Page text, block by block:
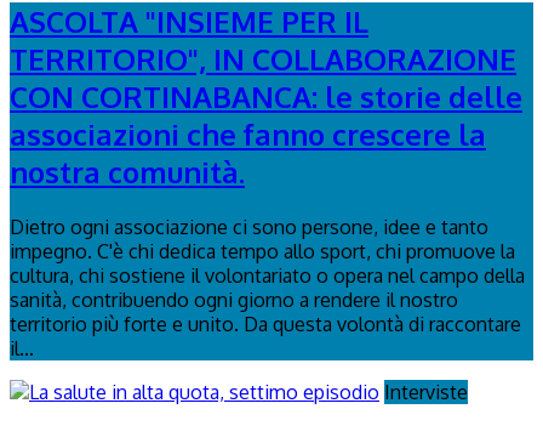
ASCOLTA "INSIEME PER IL
TERRITORIO", IN COLLABORAZIONE
CON CORTINABANCA: le storie delle
associazioni che fanno crescere la
nostra comunità.
Dietro ogni associazione ci sono persone, idee e tanto
impegno. C'è chi dedica tempo allo sport, chi promuove la
cultura, chi sostiene il volontariato o opera nel campo della
sanità, contribuendo ogni giorno a rendere il nostro
territorio più forte e unito. Da questa volontà di raccontare
il...
Interviste